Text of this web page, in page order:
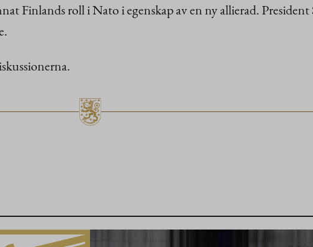
Finlands roll i Nato i egenskap av en ny allierad.